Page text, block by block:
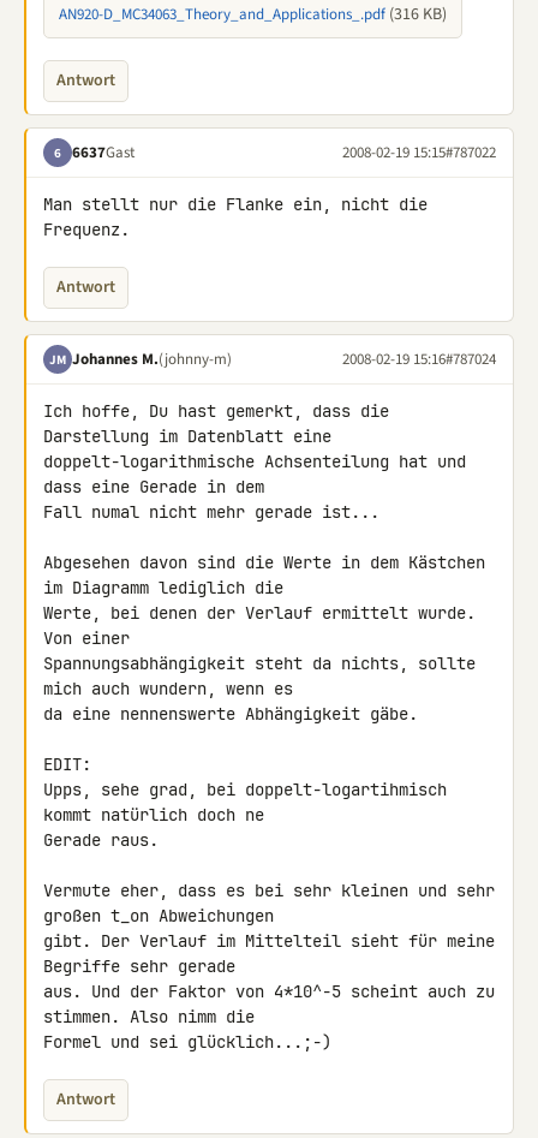
AN920-D_MC34063_Theory_and_Applications_.pdf (316 KB)
Antwort
6 6637Gast 2008-02-19 15:15#787022
Man stellt nur die Flanke ein, nicht die
Frequenz.
Antwort
JM Johannes M.(johnny-m) 2008-02-19 15:16#787024
Ich hoffe, Du hast gemerkt, dass die
Darstellung im Datenblatt eine
doppelt-logarithmische Achsenteilung hat und
dass eine Gerade in dem
Fall numal nicht mehr gerade ist...
Abgesehen davon sind die Werte in dem Kästchen
im Diagramm lediglich die
Werte, bei denen der Verlauf ermittelt wurde.
Von einer
Spannungsabhängigkeit steht da nichts, sollte
mich auch wundern, wenn es
da eine nennenswerte Abhängigkeit gäbe.
EDIT:
Upps, sehe grad, bei doppelt-logartihmisch
kommt natürlich doch ne
Gerade raus.
Vermute eher, dass es bei sehr kleinen und sehr
großen t_on Abweichungen
gibt. Der Verlauf im Mittelteil sieht für meine
Begriffe sehr gerade
aus. Und der Faktor von 4*10^-5 scheint auch zu
stimmen. Also nimm die
Formel und sei glücklich...;-)
Antwort